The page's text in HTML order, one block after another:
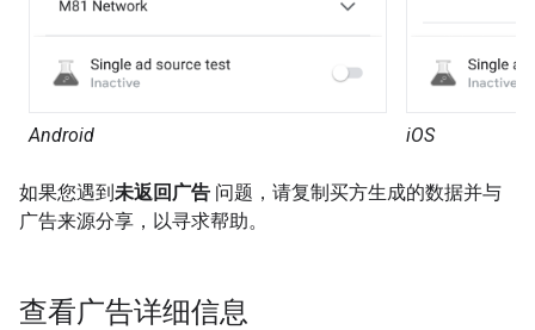
Android iOS
如果您遇到未返回广告 问题，请复制买方生成的数据并与
广告来源分享，以寻求帮助。
查看广告详细信息